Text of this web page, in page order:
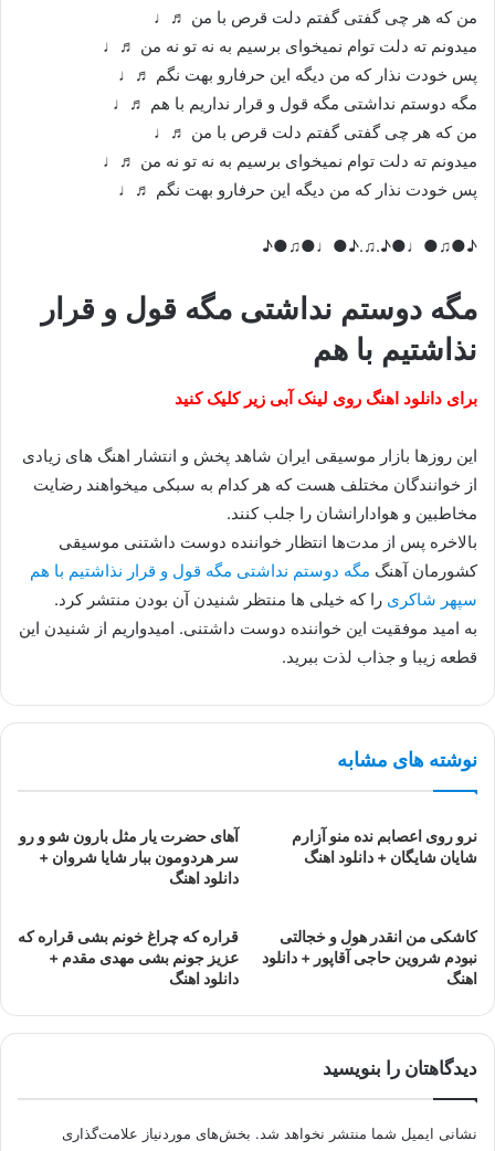
من که هر چی گفتی گفتم دلت قرص با من ♬♩
میدونم ته دلت توام نمیخوای برسیم به نه تو نه من ♬♩
پس خودت نذار که من دیگه این حرفارو بهت نگم ♬♩
مگه دوستم نداشتی مگه قول و قرار نداریم با هم ♬♩
من که هر چی گفتی گفتم دلت قرص با من ♬♩
میدونم ته دلت توام نمیخوای برسیم به نه تو نه من ♬♩
پس خودت نذار که من دیگه این حرفارو بهت نگم ♬♩
♪●♫●♩●♪.♫.♪●♩●♫●♪
مگه دوستم نداشتی مگه قول و قرار
نذاشتیم با هم
برای دانلود اهنگ روی لینک آبی زیر کلیک کنید
این روزها بازار موسیقی ایران شاهد پخش و انتشار اهنگ های زیادی
از خوانندگان مختلف هست که هر کدام به سبکی میخواهند رضایت
مخاطبین و هوادارانشان را جلب کنند.
بالاخره پس از مدت‌ها انتظار خواننده دوست داشتنی موسیقی
کشورمان آهنگ مگه دوستم نداشتی مگه قول و قرار نذاشتیم با هم
سپهر شاکری را که خیلی ها منتظر شنیدن آن بودن منتشر کرد.
به امید موفقیت این خواننده دوست داشتنی. امیدواریم از شنیدن این
قطعه زیبا و جذاب لذت ببرید.
نوشته های مشابه
نرو روی اعصابم نده منو آزارم
شایان شایگان + دانلود اهنگ
آهای حضرت یار مثل بارون شو و رو
سر هردومون ببار شایا شروان +
دانلود اهنگ
کاشکی من انقدر هول و خجالتی
نبودم شروین حاجی آقاپور + دانلود
اهنگ
قراره که چراغ خونم بشی قراره که
عزیز جونم بشی مهدی مقدم +
دانلود اهنگ
دیدگاهتان را بنویسید
نشانی ایمیل شما منتشر نخواهد شد. بخش‌های موردنیاز علامت‌گذاری